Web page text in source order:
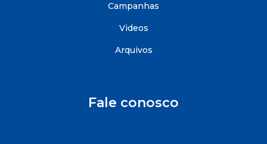
Campanhas
Videos
Arquivos
Fale conosco